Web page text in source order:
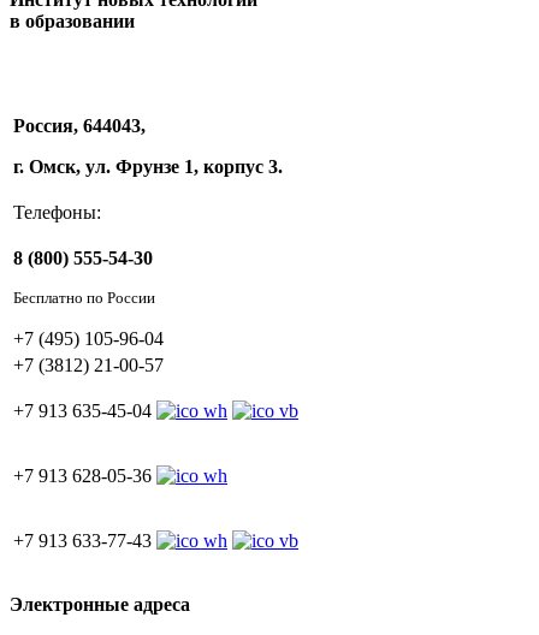
в образовании
Россия, 644043,
г. Омск, ул. Фрунзе 1, корпус 3.
Телефоны:
8 (800) 555-54-30
Бесплатно по России
+7 (495) 105-96-04
+7 (3812) 21-00-57
+7 913 635-45-04
+7 913 628-05-36
+7 913 633-77-43
Электронные адреса